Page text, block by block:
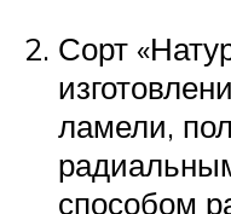
Сорт
ламели,
способом